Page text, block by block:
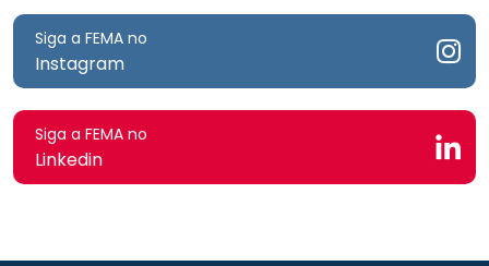
Siga a FEMA no
Instagram
Siga a FEMA no
Linkedin